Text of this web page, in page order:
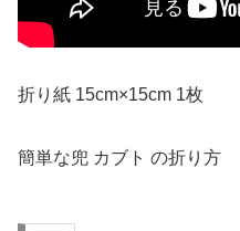
折り紙 15cm×15cm 1枚
簡単な兜 カブト の折り方